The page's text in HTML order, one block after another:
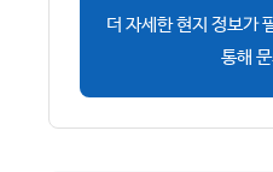
더 자세한 현지 정보가
통해